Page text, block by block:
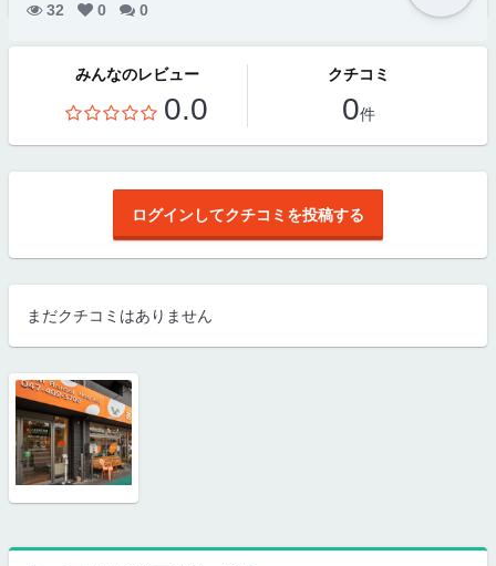
32 0 0
みんなのレビュー
0.0
クチコミ
0件
ログインしてクチコミを投稿する
まだクチコミはありません